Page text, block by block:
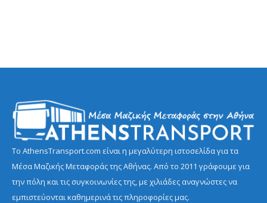
Το AthensTransport.com είναι η μεγαλύτερη ιστοσελίδα για τα
Μέσα Μαζικής Μεταφοράς της Αθήνας. Από το 2011 γράφουμε για
την πόλη και τις συγκοινωνίες της, με χιλιάδες αναγνώστες να
εμπιστεύονται καθημερινά τις πληροφορίες μας.